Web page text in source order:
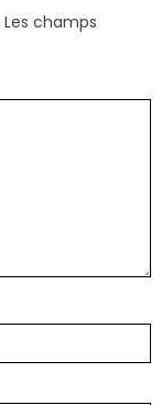
Les champs